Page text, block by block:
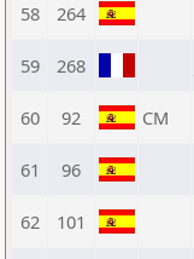
58 264
59 268
60 92 CM
61 96
62 101